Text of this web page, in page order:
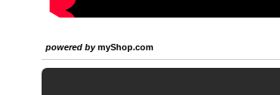
powered bymyShop.com